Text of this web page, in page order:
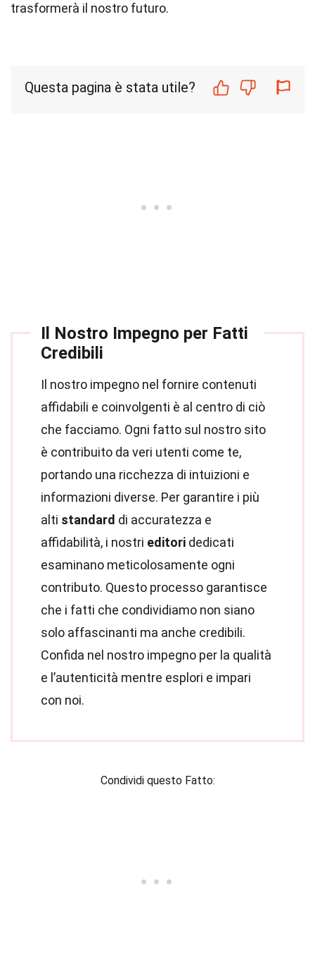
trasformerà il nostro futuro.
Questa pagina è stata utile?
Il Nostro Impegno per Fatti
Credibili
Il nostro impegno nel fornire contenuti
affidabili e coinvolgenti è al centro di ciò
che facciamo. Ogni fatto sul nostro sito
è contribuito da veri utenti come te,
portando una ricchezza di intuizioni e
informazioni diverse. Per garantire i più
alti standard di accuratezza e
affidabilità, i nostri editori dedicati
esaminano meticolosamente ogni
contributo. Questo processo garantisce
che i fatti che condividiamo non siano
solo affascinanti ma anche credibili.
Confida nel nostro impegno per la qualità
e l’autenticità mentre esplori e impari
con noi.
Condividi questo Fatto: